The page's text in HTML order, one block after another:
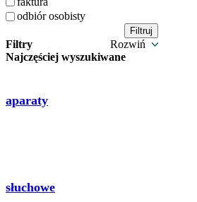
odbiór osobisty
Filtry
Rozwiń
Najczęściej wyszukiwane
aparaty
słuchowe